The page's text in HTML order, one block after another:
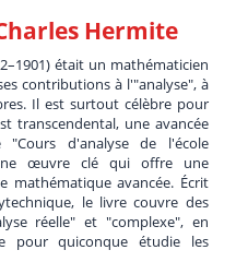
Hermite
était un mathématicien
contributions à l'"analyse", à
Il est surtout célèbre pour
transcendental, une avancée
"Cours d'analyse de l'école
œuvre clé qui offre une
mathématique avancée. Écrit
le livre couvre des
réelle" et "complexe", en
pour quiconque étudie les